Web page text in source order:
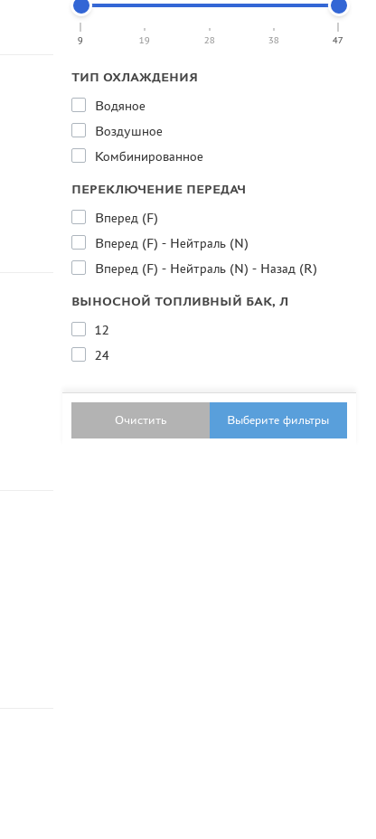
9 19 28 38 47
ТИП ОХЛАЖДЕНИЯ
Водяное
Воздушное
Комбинированное
ПЕРЕКЛЮЧЕНИЕ ПЕРЕДАЧ
Вперед (F)
Вперед (F) - Нейтраль (N)
Вперед (F) - Нейтраль (N) - Назад (R)
ВЫНОСНОЙ ТОПЛИВНЫЙ БАК, Л
12
24
Выберите фильтры
Очистить